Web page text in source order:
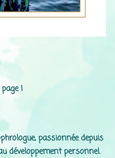
!
passionnée depuis
développement personnel.